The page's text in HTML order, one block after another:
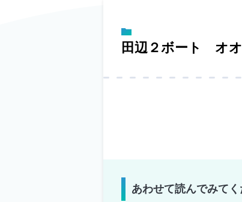
田辺２ボート オ
あわせて読んでみて